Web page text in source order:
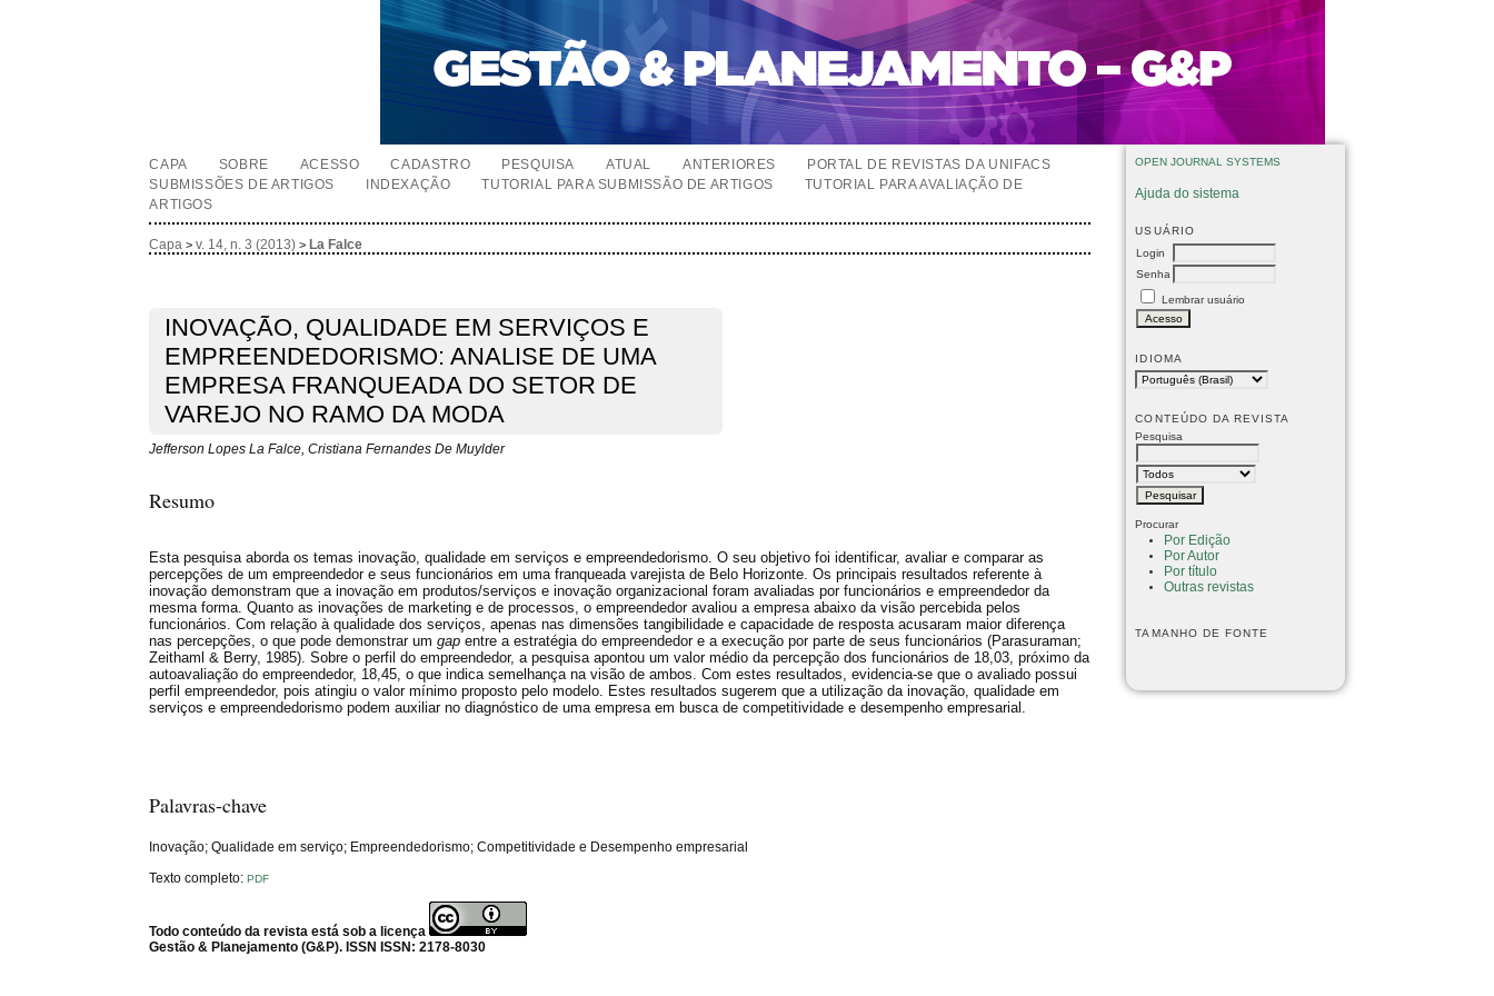
OPEN JOURNAL SYSTEMS
Ajuda do sistema
USUÁRIO
Login
Senha
Lembrar usuário
IDIOMA
CONTEÚDO DA REVISTA
Pesquisa
Procurar
Por Edição
Por Autor
Por título
Outras revistas
TAMANHO DE FONTE
CAPA SOBRE ACESSO CADASTRO PESQUISA ATUAL ANTERIORES
PORTAL DE REVISTAS DA UNIFACS
SUBMISSÕES DE ARTIGOS
INDEXAÇÃO TUTORIAL PARA SUBMISSÃO DE ARTIGOS
TUTORIAL PARA AVALIAÇÃO DE
ARTIGOS
Capa >v. 14, n. 3 (2013) > La Falce
INOVAÇÃO, QUALIDADE EM SERVIÇOS E
EMPREENDEDORISMO: ANALISE DE UMA
EMPRESA FRANQUEADA DO SETOR DE
VAREJO NO RAMO DA MODA
Jefferson Lopes La Falce, Cristiana Fernandes De Muylder
Resumo
Esta pesquisa aborda os temas inovação, qualidade em serviços e empreendedorismo. O seu objetivo foi identificar, avaliar e comparar as
percepções de um empreendedor e seus funcionários em uma franqueada varejista de Belo Horizonte. Os principais resultados referente à
inovação demonstram que a inovação em produtos/serviços e inovação organizacional foram avaliadas por funcionários e empreendedor da
mesma forma. Quanto as inovações de marketing e de processos, o empreendedor avaliou a empresa abaixo da visão percebida pelos
funcionários. Com relação à qualidade dos serviços, apenas nas dimensões tangibilidade e capacidade de resposta acusaram maior diferença
nas percepções, o que pode demonstrar umgap entre a estratégia do empreendedor e a execução por parte de seus funcionários (Parasuraman;
Zeithaml & Berry, 1985). Sobre o perfil do empreendedor, a pesquisa apontou um valor médio da percepção dos funcionários de 18,03, próximo da
autoavaliação do empreendedor, 18,45, o que indica semelhança na visão de ambos. Com estes resultados, evidencia-se que o avaliado possui
perfil empreendedor, pois atingiu o valor mínimo proposto pelo modelo. Estes resultados sugerem que a utilização da inovação, qualidade em
serviços e empreendedorismo podem auxiliar no diagnóstico de uma empresa em busca de competitividade e desempenho empresarial.
Palavras-chave
Inovação; Qualidade em serviço; Empreendedorismo; Competitividade e Desempenho empresarial
Texto completo:PDF
Todo conteúdo da revista está sob a licença
Gestão & Planejamento (G&P). ISSN ISSN: 2178-8030